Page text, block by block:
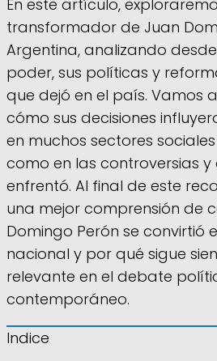
En este artículo,
transformador de Juan
Argentina, analizando
poder, sus políticas y
que dejó en el país. Vamos
cómo sus decisiones
en muchos sectores
como en las controversias
enfrentó. Al final de este
una mejor comprensión de
Domingo Perón se convirtió
nacional y por qué sigue
relevante en el debate
contemporáneo.
Indice